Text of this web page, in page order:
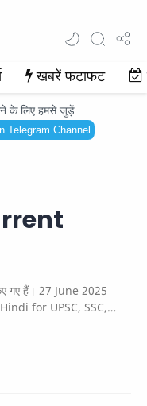
खबरें फटाफट
के लिए हमसे जुड़ें
Telegram Channel
गए हैं। 27 June 2025
for UPSC, SSC,